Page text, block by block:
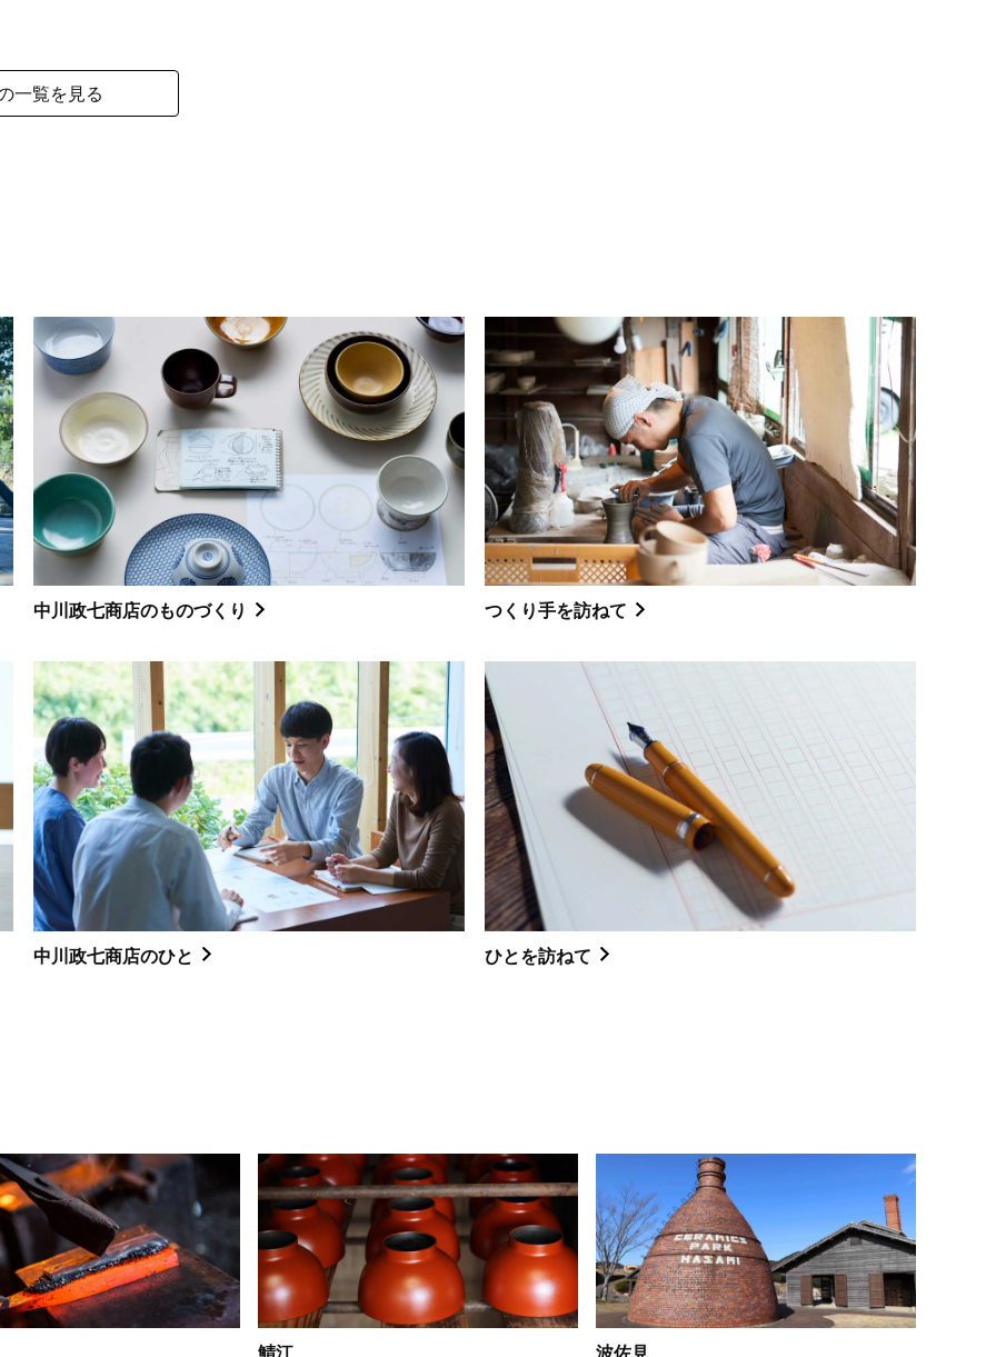
一覧を見る
中川政七商店のものづくり つくり手を訪ねて
中川政七商店のひと ひとを訪ねて